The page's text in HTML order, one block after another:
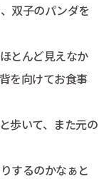
双子のパンダを
とんど見えなか
を向けてお食事
歩いて、また元の
するのかなぁと